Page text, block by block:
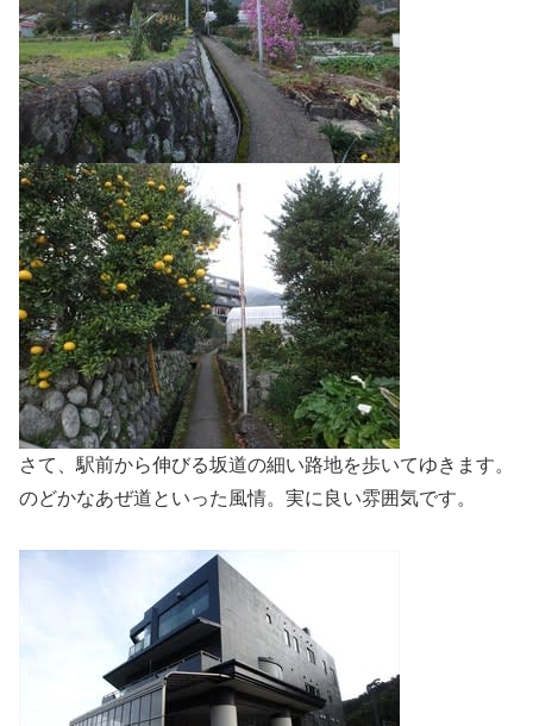
さて、駅前から伸びる坂道の細い路地を歩いてゆきます。
のどかなあぜ道といった風情。実に良い雰囲気です。